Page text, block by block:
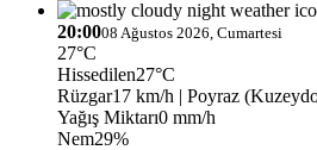
20:0008 Ağustos 2026, Cumartesi
27°C
Hissedilen27°C
Rüzgar17 km/h | Poyraz
Yağış Miktarı0 mm/h
Nem29%